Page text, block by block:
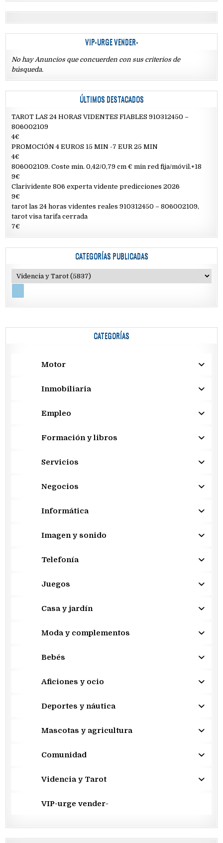
VIP-URGE VENDER-
No hay Anuncios que concuerden con sus criterios de
búsqueda.
ÚLTIMOS DESTACADOS
TAROT LAS 24 HORAS VIDENTES FIABLES 910312450 –
806002109
4€
PROMOCIÓN 4 EUROS 15 MIN -7 EUR 25 MIN
4€
806002109. Coste min. 0,42/0,79 cm € min red fija/móvil.+18
9€
Clarividente 806 experta vidente predicciones 2026
9€
tarot las 24 horas videntes reales 910312450 – 806002109,
tarot visa tarifa cerrada
7€
CATEGORÍAS PUBLICADAS
CATEGORÍAS
Motor
Inmobiliaria
Empleo
Formación y libros
Servicios
Negocios
Informática
Imagen y sonido
Telefonía
Juegos
Casa y jardín
Moda y complementos
Bebés
Aficiones y ocio
Deportes y náutica
Mascotas y agricultura
Comunidad
Videncia y Tarot
VIP-urge vender-